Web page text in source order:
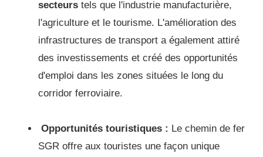
secteurs tels que l'industrie manufacturière,
l'agriculture et le tourisme. L'amélioration des
infrastructures de transport a également attiré
des investissements et créé des opportunités
d'emploi dans les zones situées le long du
corridor ferroviaire.
Opportunités touristiques : Le chemin de fer
SGR offre aux touristes une façon unique